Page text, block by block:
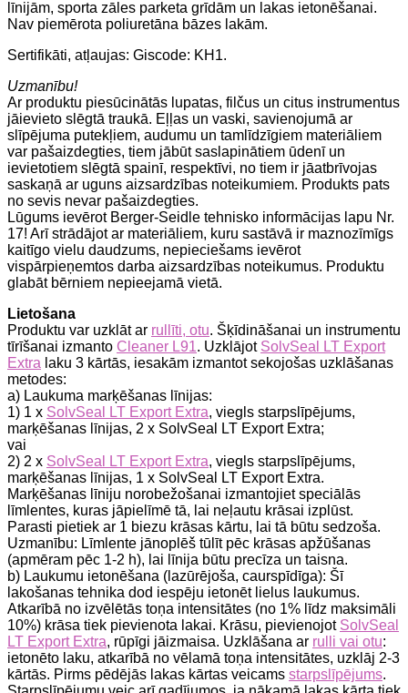
līnijām, sporta zāles parketa grīdām un lakas ietonēšanai.
Nav piemērota poliuretāna bāzes lakām.
Sertifikāti, atļaujas: Giscode: KH1.
Uzmanību!
Ar produktu piesūcinātās lupatas, filčus un citus instrumentus
jāievieto slēgtā traukā. Eļļas un vaski, savienojumā ar
slīpējuma putekļiem, audumu un tamlīdzīgiem materiāliem
var pašaizdegties, tiem jābūt saslapinātiem ūdenī un
ievietotiem slēgtā spainī, respektīvi, no tiem ir jāatbrīvojas
saskaņā ar uguns aizsardzības noteikumiem. Produkts pats
no sevis nevar pašaizdegties.
Lūgums ievērot Berger-Seidle tehnisko informācijas lapu Nr.
17! Arī strādājot ar materiāliem, kuru sastāvā ir maznozīmīgs
kaitīgo vielu daudzums, nepieciešams ievērot
vispārpieņemtos darba aizsardzības noteikumus. Produktu
glabāt bērniem nepieejamā vietā.
Lietošana
Produktu var uzklāt ar rullīti, otu. Šķīdināšanai un instrumentu
tīrīšanai izmanto Cleaner L91. Uzklājot SolvSeal LT Export
Extra laku 3 kārtās, iesakām izmantot sekojošas uzklāšanas
metodes:
a) Laukuma marķēšanas līnijas:
1) 1 x SolvSeal LT Export Extra, viegls starpslīpējums,
marķēšanas līnijas, 2 x SolvSeal LT Export Extra;
vai
2) 2 x SolvSeal LT Export Extra, viegls starpslīpējums,
marķēšanas līnijas, 1 x SolvSeal LT Export Extra.
Marķēšanas līniju norobežošanai izmantojiet speciālās
līmlentes, kuras jāpielīmē tā, lai neļautu krāsai izplūst.
Parasti pietiek ar 1 biezu krāsas kārtu, lai tā būtu sedzoša.
Uzmanību: Līmlente jānoplēš tūlīt pēc krāsas apžūšanas
(apmēram pēc 1-2 h), lai līnija būtu precīza un taisna.
b) Laukumu ietonēšana (lazūrējoša, caurspīdīga): Šī
lakošanas tehnika dod iespēju ietonēt lielus laukumus.
Atkarībā no izvēlētās toņa intensitātes (no 1% līdz maksimāli
10%) krāsa tiek pievienota lakai. Krāsu, pievienojot SolvSeal
LT Export Extra, rūpīgi jāizmaisa. Uzklāšana ar rulli vai otu:
ietonēto laku, atkarībā no vēlamā toņa intensitātes, uzklāj 2-3
kārtās. Pirms pēdējās lakas kārtas veicams starpslīpējums.